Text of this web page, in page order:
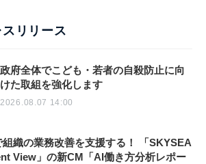
リリース
政府全体でこども・若者の自殺防止に向
けた取組を強化します
2026.08.07 14:00
組織の業務改善を支援する！ 「SKYSEA
View」の新CM「AI働き方分析レポー